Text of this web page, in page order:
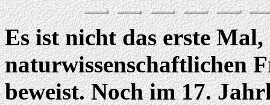
Es ist nicht das erste
naturwissenschaftlichen
beweist. Noch im 17.